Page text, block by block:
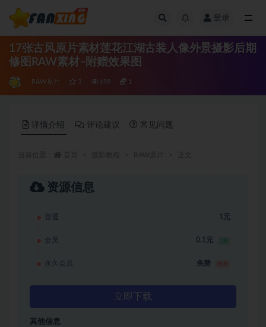
登录
17张古风原片素材莲花江湖古装人像外景摄影后期
修图RAW素材–附赠效果图
RAW原片 3 698 1
详情介绍 评论建议 常见问题
资源信息
普通 1元
会员 0.1元 1折
永久会员 免费
立即下载
其他信息